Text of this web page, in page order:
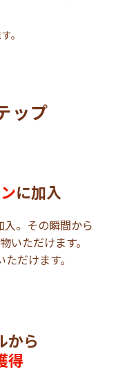
。
ップ
に加入
。その瞬間から
いただけます。
だけます。
から
得